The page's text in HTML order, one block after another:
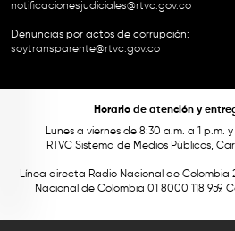
notificacionesjudiciales@rtvc.gov.co
Denuncias por actos de corrupción:
soytransparente@rtvc.gov.co
Horario de atención y
Lunes a viernes de 8:30 a.m. a 1 p.m.
RTVC Sistema de Medios Públicos,
Línea directa Radio Nacional de Colombia
Nacional de Colombia 01 8000 118 959.